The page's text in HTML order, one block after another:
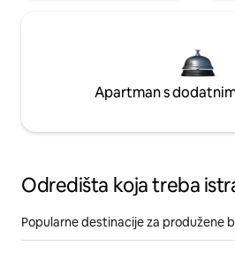
Apartman s
Odredišta koja treba
Popularne destinacije za produžene